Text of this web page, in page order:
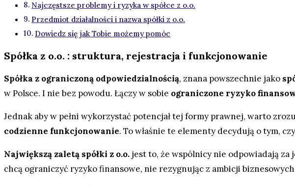
Najczęstsze problemy i ryzyka w spółce z o.o.
Przedmiot działalności i nazwa spółki z o.o.
Dowiedz się jak Tobie możemy pomóc
Spółka z o.o. : struktura, rejestracja i funkcjonowanie
Spółka z ograniczoną odpowiedzialnością, znana powszechnie jako
w Polsce. I nie bez powodu. Łączy w sobie ograniczone ryzyko
Jednak aby w pełni wykorzystać potencjał tej formy prawnej, warto
codzienne funkcjonowanie. To właśnie te elementy decydują o tym,
Największą zaletą spółki z o.o. jest to, że wspólnicy nie odpowiadają
chcą ograniczyć ryzyko finansowe, nie rezygnując z ambicji